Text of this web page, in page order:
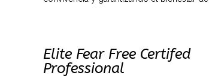
Elite Fear Free Certifed
Professional